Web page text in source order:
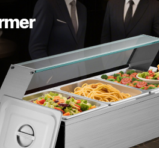
/ 16,8 kg
14,37 x 15,16 Zoll / 920 x 365 x 385 mm